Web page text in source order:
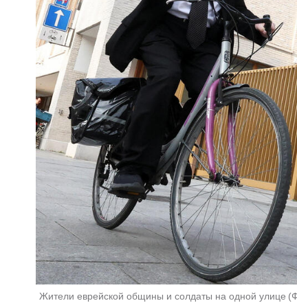
Жители еврейской общины и солдаты на одной улице (